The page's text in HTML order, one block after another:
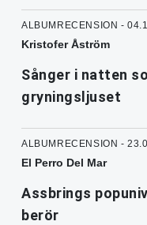
ALBUMRECENSION -
Kristofer Åström
Sånger i natten
gryningsljuset
ALBUMRECENSION -
El Perro Del Mar
Assbrings
berör